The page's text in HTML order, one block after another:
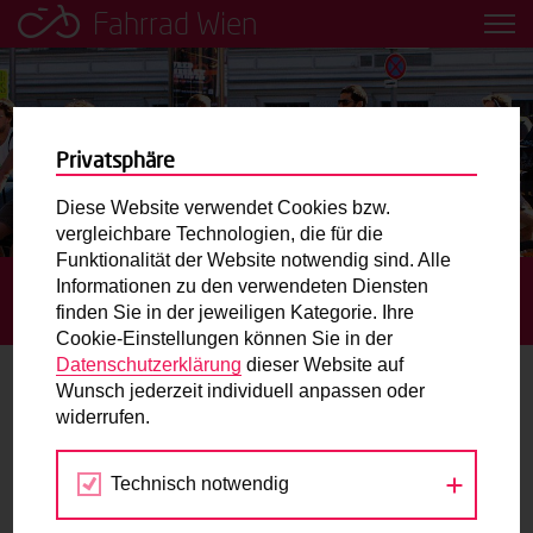
Fahrrad Wien
Leih dir einfach ein Transportfahrrad in deiner Nähe aus!
Mobilitätsbildung für Kinder und
Jugendliche
Radweg-Projektkarte
Routenplaner
Mit dem Fahrrad in Wien unterwegs? Hier finden Sie die
beste Route.
Wunschbox
Sie haben ein Anliegen zum Radverkehr? Schreiben Sie
STARTSEITE BLOG
WIEN: RADVERKEHRSANTEIL
ERSTMALS HÖHER ALS SIEBEN PROZENT
Wien: Radverkehrsanteil erstmals höher
als sieben Prozent
Privatsphäre
Diese Website verwendet Cookies bzw.
vergleichbare Technologien, die für die
Funktionalität der Website notwendig sind. Alle
Informationen zu den verwendeten Diensten
finden Sie in der jeweiligen Kategorie. Ihre
Cookie-Einstellungen können Sie in der
Datenschutzerklärung dieser Website auf
Wunsch jederzeit individuell anpassen oder
widerrufen.
Technisch notwendig